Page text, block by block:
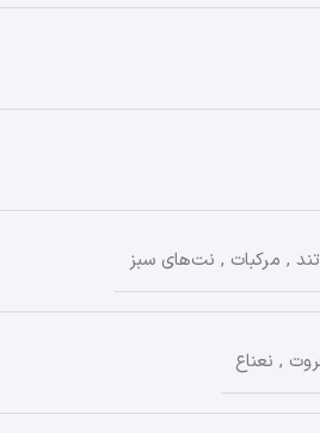
تند , مرکبات , نت‌های سبز
, نعناع